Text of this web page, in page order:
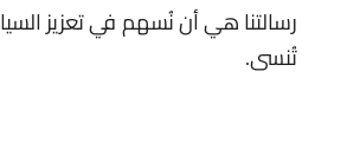
رسالتنا هي أن نُسهم في تعزيز
تُنسى.